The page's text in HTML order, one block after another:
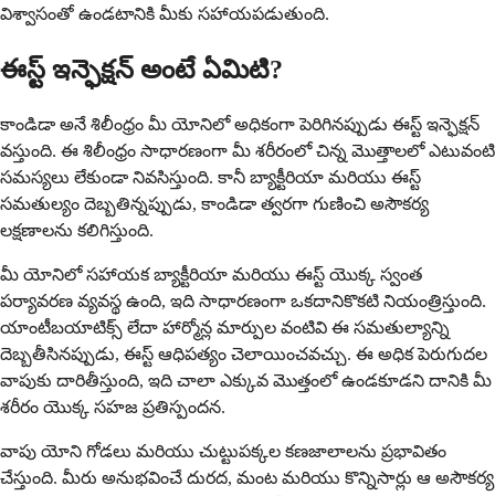
విశ్వాసంతో ఉండటానికి మీకు సహాయపడుతుంది.
ఈస్ట్ ఇన్ఫెక్షన్ అంటే ఏమిటి?
కాండిడా అనే శిలీంధ్రం మీ యోనిలో అధికంగా పెరిగినప్పుడు ఈస్ట్ ఇన్ఫెక్షన్
వస్తుంది. ఈ శిలీంధ్రం సాధారణంగా మీ శరీరంలో చిన్న మొత్తాలలో ఎటువంటి
సమస్యలు లేకుండా నివసిస్తుంది. కానీ బ్యాక్టీరియా మరియు ఈస్ట్
సమతుల్యం దెబ్బతిన్నప్పుడు, కాండిడా త్వరగా గుణించి అసౌకర్య
లక్షణాలను కలిగిస్తుంది.
మీ యోనిలో సహాయక బ్యాక్టీరియా మరియు ఈస్ట్ యొక్క స్వంత
పర్యావరణ వ్యవస్థ ఉంది, ఇది సాధారణంగా ఒకదానికొకటి నియంత్రిస్తుంది.
యాంటీబయాటిక్స్ లేదా హార్మోన్ల మార్పుల వంటివి ఈ సమతుల్యాన్ని
దెబ్బతీసినప్పుడు, ఈస్ట్ ఆధిపత్యం చెలాయించవచ్చు. ఈ అధిక పెరుగుదల
వాపుకు దారితీస్తుంది, ఇది చాలా ఎక్కువ మొత్తంలో ఉండకూడని దానికి మీ
శరీరం యొక్క సహజ ప్రతిస్పందన.
వాపు యోని గోడలు మరియు చుట్టుపక్కల కణజాలాలను ప్రభావితం
చేస్తుంది. మీరు అనుభవించే దురద, మంట మరియు కొన్నిసార్లు ఆ అసౌకర్య